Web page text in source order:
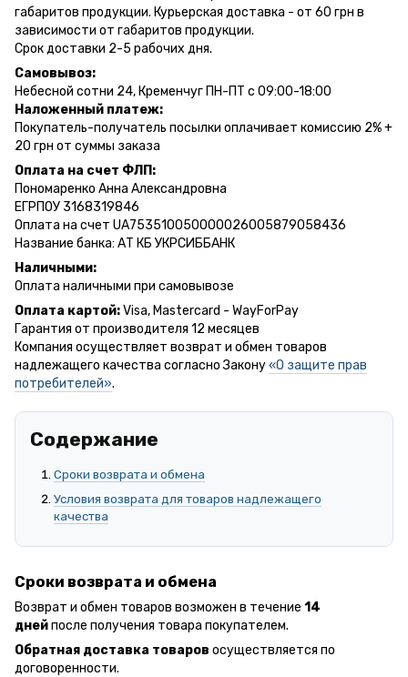
габаритов продукции. Курьерская доставка - от 60 грн в
зависимости от габаритов продукции.
Срок доставки 2-5 рабочих дня.
Самовывоз:
Небесной сотни 24, Кременчуг ПН-ПТ с 09:00-18:00
Наложенный платеж:
Покупатель-получатель посылки оплачивает комиссию 2% +
20 грн от суммы заказа
Оплата на счет ФЛП:
Пономаренко Анна Александровна
ЕГРПОУ 3168319846
Оплата на счет UA753510050000026005879058436
Название банка: АТ КБ УКРСИББАНК
Наличными:
Оплата наличными при самовывозе
Оплата картой:Visa, Mastercard - WayForPay
Гарантия от производителя 12 месяцев
Компания осуществляет возврат и обмен товаров
надлежащего качества согласно Закону«О защите прав
потребителей».
Содержание
Сроки возврата и обмена
Условия возврата для товаров надлежащего
качества
Сроки возврата и обмена
Возврат и обмен товаров возможен в течение 14
днейпосле получения товара покупателем.
Обратная доставка товаров осуществляется по
договоренности.